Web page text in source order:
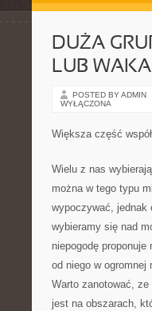
DUŻA
LUB
POSTED BY ADMIN
WYŁĄCZONA
Większa część
Wielu z nas
można w tego typu
wypoczywać, jednak
wybieramy się nad
niepogodę
od niego w
Warto zanotować,
jest na obszarach,